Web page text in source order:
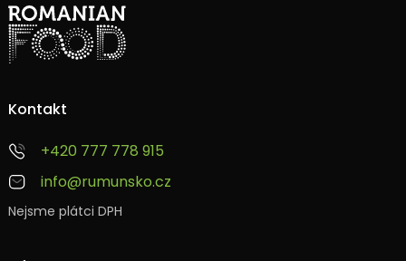
Kontakt
+420 777 778 915
info@rumunsko.cz
Nejsme plátci DPH